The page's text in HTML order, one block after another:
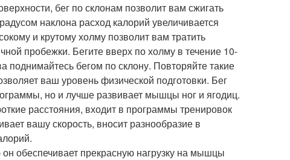
бег по склонам позволит вам сжигать
наклона расход калорий увеличивается
и крутому холму позволит вам тратить
пробежки. Бегите вверх по холму в течение 10-
поднимайтесь бегом по склону. Повторяйте такие
ваш уровень физической подготовки. Бег
но и лучше развивает мышцы ног и ягодиц.
расстояния, входит в программы тренировок
вашу скорость, вносит разнообразие в
он обеспечивает прекрасную нагрузку на мышцы